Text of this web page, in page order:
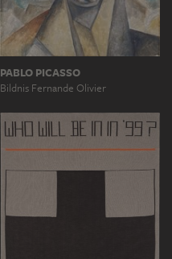
PABLO PICASSO
Bildnis Fernande Olivier